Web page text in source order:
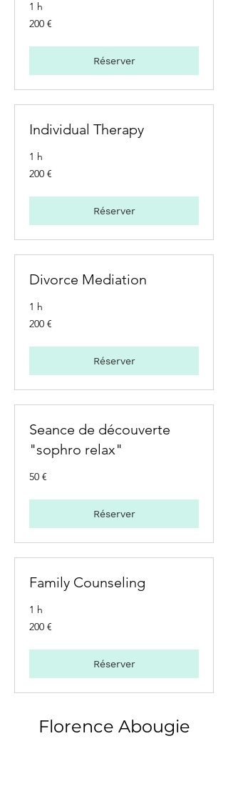
1 h
200
euros
200 €
Réserver
Individual Therapy
1 h
200
euros
200 €
Réserver
Divorce Mediation
1 h
200
euros
200 €
Réserver
Seance de découverte
"sophro relax"
50
euros
50 €
Réserver
Family Counseling
1 h
200
euros
200 €
Réserver
Florence Abougie